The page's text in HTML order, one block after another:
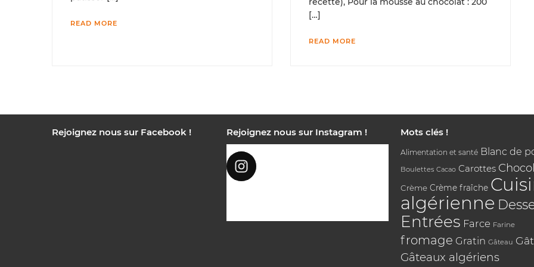
READ MORE
[…]
READ MORE
Rejoignez nous sur Facebook ! Rejoignez nous sur Instagram ! Mots clés !
Alimentation et santé Blanc de
Boulettes Cacao Carottes
Crème Crème fraîche
algérienne
Entrées Farce Farine
fromage Gratin Gâteau
Gâteaux algériens